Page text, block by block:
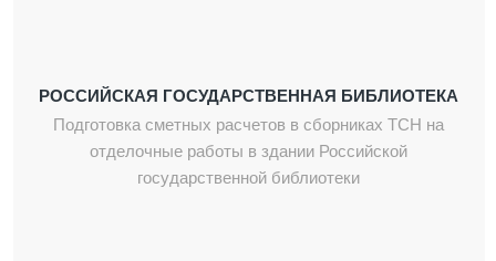
РОССИЙСКАЯ ГОСУДАРСТВЕННАЯ БИБЛИОТЕКА
Подготовка сметных расчетов в сборниках ТСН на
отделочные работы в здании Российской
государственной библиотеки